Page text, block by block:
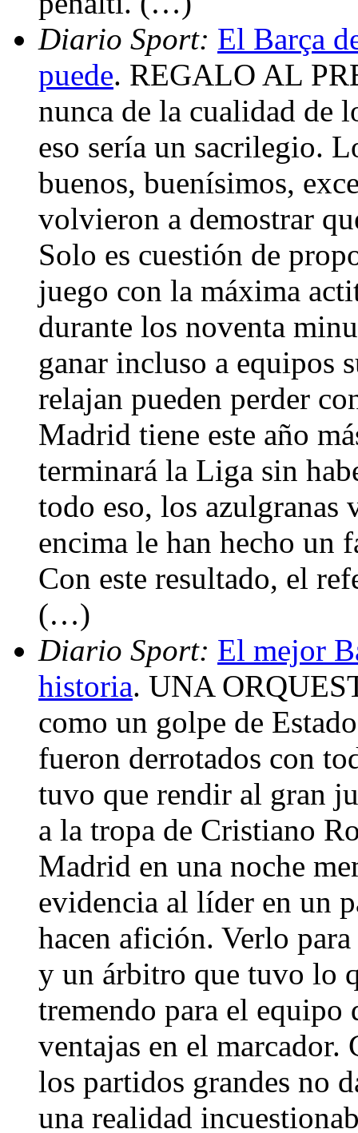
Diario Sport: El Barça
puede. REGALO AL
nunca de la cualidad de
eso sería un sacrilegio.
buenos, buenísimos,
volvieron a demostrar
Solo es cuestión de
juego con la máxima
durante los noventa
ganar incluso a equipos
relajan pueden perder
Madrid tiene este año
terminará la Liga sin
todo eso, los azulgranas
encima le han hecho un
Con este resultado, el
(…)
Diario Sport: El mejor
historia. UNA
como un golpe de
fueron derrotados con
tuvo que rendir al gran
a la tropa de Cristiano
Madrid en una noche
evidencia al líder en un
hacen afición. Verlo
y un árbitro que tuvo lo
tremendo para el equipo
ventajas en el
los partidos grandes no
una realidad